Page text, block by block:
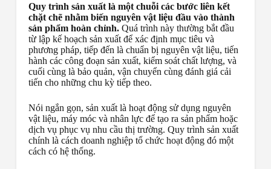
Quy trình sản xuất là một chuỗi các bước liên kết
chặt chẽ nhằm biến nguyên vật liệu đầu vào thành
sản phẩm hoàn chỉnh.Quá trình này thường bắt đầu
từ lập kế hoạch sản xuất để xác định mục tiêu và
phương pháp, tiếp đến là chuẩn bị nguyên vật liệu, tiến
hành các công đoạn sản xuất, kiểm soát chất lượng, và
cuối cùng là bảo quản, vận chuyển cùng đánh giá cải
tiến cho những chu kỳ tiếp theo.
Nói ngắn gọn, sản xuất là hoạt động sử dụng nguyên
vật liệu, máy móc và nhân lực để tạo ra sản phẩm hoặc
dịch vụ phục vụ nhu cầu thị trường. Quy trình sản xuất
chính là cách doanh nghiệp tổ chức hoạt động đó một
cách có hệ thống.